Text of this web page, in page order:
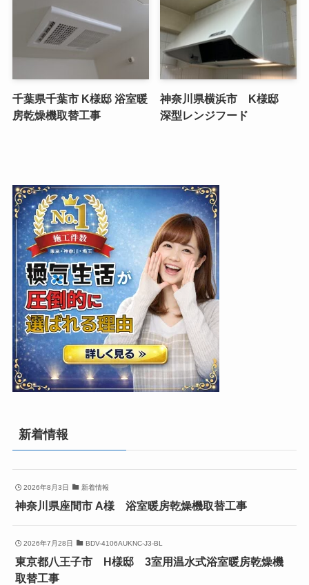
千葉県千葉市 K様邸 浴室暖
房乾燥機取替工事
神奈川県横浜市 K様邸
深型レンジフード
新着情報
2026年8月3日 新着情報
神奈川県座間市 A様 浴室暖房乾燥機取替工事
2026年7月28日 BDV-4106AUKNC-J3-BL
東京都八王子市 H様邸 3室用温水式浴室暖房乾燥機
取替工事